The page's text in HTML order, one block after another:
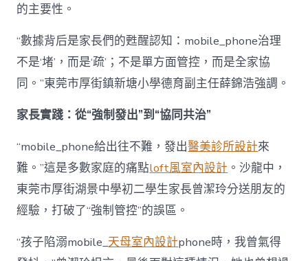
的主要性。
“數據背后是家長們的甦醒認知：mobile_phone治理
不是‘堵’，而是‘疏’；不是單方面管控，而是全家協
同。”東莞市厚街鎮新塘小學德育副主任薛錦浩強調。
家長實踐：從“強制發出”到“協同共治”
“mobile_phone給出往不難，發出醫美診所設計來
難。”這是多數家庭的痛點loft風室內設計 。沙龍中，
東莞市厚街湖景中學初二學生家長曾潔玲分送朋友的
經驗，打破了“強制管控”的誤區。
“孩子陷溺mobile_天母室內設計phone時，我曾氣得